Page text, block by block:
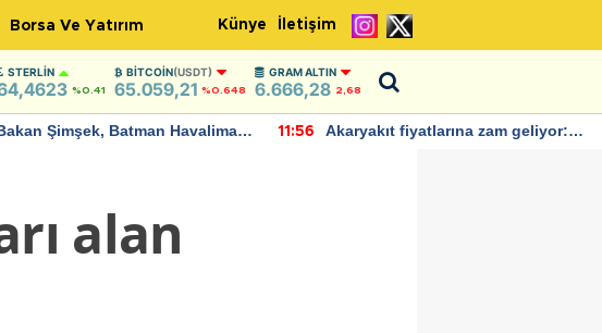
Borsa Ve Yatırım Künye İletişim
STERLIN
%0.41
BITCOIN(USDT)
65.059,21 %0.648
GRAM ALTIN
6.666,28 2,68
Şimşek, Batman Havalimanı
11:56
Akaryakıt fiyatlarına zam geliyor:
alan